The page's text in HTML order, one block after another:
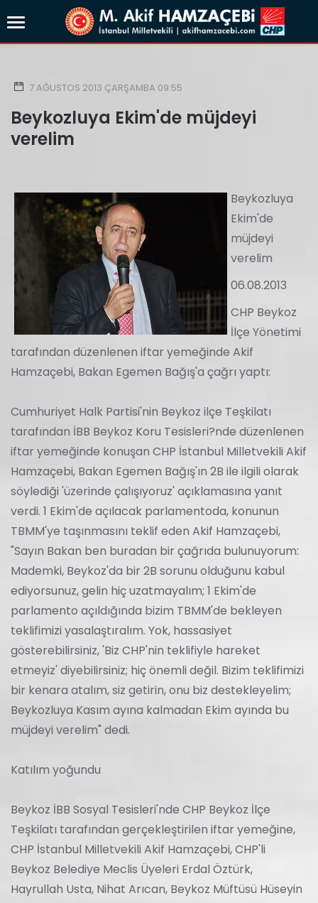
7 AĞUSTOS 2013 ÇARŞAMBA 09:55
Beykozluya Ekim'de müjdeyi
verelim
Beykozluya
Ekim'de
müjdeyi
verelim
06.08.2013
CHP Beykoz
İlçe Yönetimi
tarafından düzenlenen iftar yemeğinde Akif
Hamzaçebi, Bakan Egemen Bağış'a çağrı yaptı:
Cumhuriyet Halk Partisi'nin Beykoz ilçe Teşkilatı
tarafından İBB Beykoz Koru Tesisleri?nde düzenlenen
iftar yemeğinde konuşan CHP İstanbul Milletvekili Akif
Hamzaçebi, Bakan Egemen Bağış'ın 2B ile ilgili olarak
söylediği 'üzerinde çalışıyoruz' açıklamasına yanıt
verdi. 1 Ekim'de açılacak parlamentoda, konunun
TBMM'ye taşınmasını teklif eden Akif Hamzaçebi,
"Sayın Bakan ben buradan bir çağrıda bulunuyorum:
Mademki, Beykoz'da bir 2B sorunu olduğunu kabul
ediyorsunuz, gelin hiç uzatmayalım; 1 Ekim'de
parlamento açıldığında bizim TBMM'de bekleyen
teklifimizi yasalaştıralım. Yok, hassasiyet
gösterebilirsiniz, 'Biz CHP'nin teklifiyle hareket
etmeyiz' diyebilirsiniz; hiç önemli değil. Bizim teklifimizi
bir kenara atalım, siz getirin, onu biz destekleyelim;
Beykozluya Kasım ayına kalmadan Ekim ayında bu
müjdeyi verelim" dedi.
Katılım yoğundu
Beykoz İBB Sosyal Tesisleri'nde CHP Beykoz İlçe
Teşkilatı tarafından gerçekleştirilen iftar yemeğine,
CHP İstanbul Milletvekili Akif Hamzaçebi, CHP'li
Beykoz Belediye Meclis Üyeleri Erdal Öztürk,
Hayrullah Usta, Nihat Arıcan, Beykoz Müftüsü Hüseyin